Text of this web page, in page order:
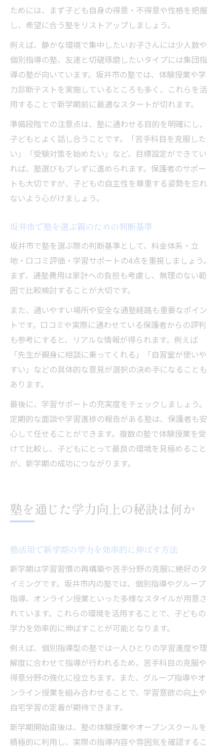
ためには、まず子ども自身の得意・不得意や性格を把握
し、希望に合う塾をリストアップしましょう。
例えば、静かな環境で集中したいお子さんには少人数や
個別指導の塾、友達と切磋琢磨したいタイプには集団指
導の塾が向いています。坂井市の塾では、体験授業や学
力診断テストを実施しているところも多く、これらを活
用することで新学期前に最適なスタートが切れます。
準備段階での注意点は、塾に通わせる目的を明確にし、
子どもとよく話し合うことです。「苦手科目を克服した
い」「受験対策を始めたい」など、目標設定ができてい
れば、塾選びもブレずに進められます。保護者のサポー
トも大切ですが、子どもの自主性を尊重する姿勢を忘れ
ないよう心がけましょう。
坂井市で塾を選ぶ親のための判断基準
坂井市で塾を選ぶ際の判断基準として、料金体系・立
地・口コミ評価・学習サポートの4点を重視しましょう。
まず、通塾費用は家計への負担も考慮し、無理のない範
囲で比較検討することが大切です。
また、通いやすい場所や安全な通塾経路も重要なポイン
トです。口コミや実際に通わせている保護者からの評判
も参考にすると、リアルな情報が得られます。例えば
「先生が親身に相談に乗ってくれる」「自習室が使いや
すい」などの具体的な意見が選択の決め手になることも
あります。
最後に、学習サポートの充実度をチェックしましょう。
定期的な面談や学習進捗の報告がある塾は、保護者も安
心して任せることができます。複数の塾で体験授業を受
けて比較し、子どもにとって最良の環境を見極めること
が、新学期の成功につながります。
塾を通じた学力向上の秘訣は何か
塾活用で新学期の学力を効率的に伸ばす方法
新学期は学習習慣の再構築や苦手分野の克服に絶好のタ
イミングです。坂井市内の塾では、個別指導やグループ
指導、オンライン授業といった多様なスタイルが用意さ
れています。これらの環境を活用することで、子どもの
学力を効率的に伸ばすことが可能となります。
例えば、個別指導型の塾では一人ひとりの学習進度や理
解度に合わせて指導が行われるため、苦手科目の克服や
得意分野の強化に役立ちます。また、グループ指導やオ
ンライン授業を組み合わせることで、学習意欲の向上や
自宅学習の定着が期待できます。
新学期開始直後は、塾の体験授業やオープンスクールを
積極的に利用し、実際の指導内容や雰囲気を確認するこ